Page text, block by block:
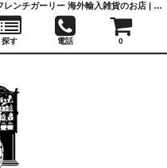
フランス雑貨・輸入雑貨『Zakka MiniMini』| フレンチガーリー 海外輸入雑貨のお店 | かわいい雑貨 | 蚤の市 | アンティーク
探す 電話 0